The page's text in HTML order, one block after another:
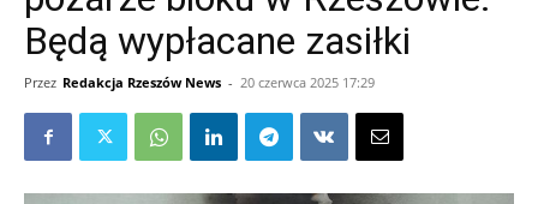
Będą wypłacane zasiłki
Przez Redakcja Rzeszów News - 20 czerwca 2025 17:29